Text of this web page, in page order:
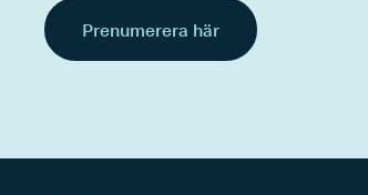
Prenumerera här